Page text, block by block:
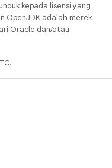
kepada lisensi yang
OpenJDK adalah merek
Oracle dan/atau